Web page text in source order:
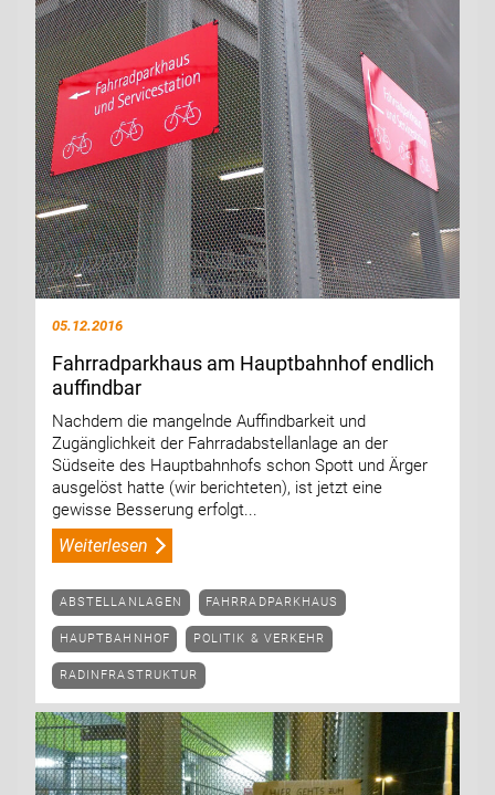
05.12.2016
Fahrradparkhaus am Hauptbahnhof endlich
auffindbar
Nachdem die mangelnde Auffindbarkeit und
Zugänglichkeit der Fahrradabstellanlage an der
Südseite des Hauptbahnhofs schon Spott und Ärger
ausgelöst hatte (wir berichteten), ist jetzt eine
gewisse Besserung erfolgt...
Weiterlesen
ABSTELLANLAGEN FAHRRADPARKHAUS
HAUPTBAHNHOF POLITIK & VERKEHR
RADINFRASTRUKTUR